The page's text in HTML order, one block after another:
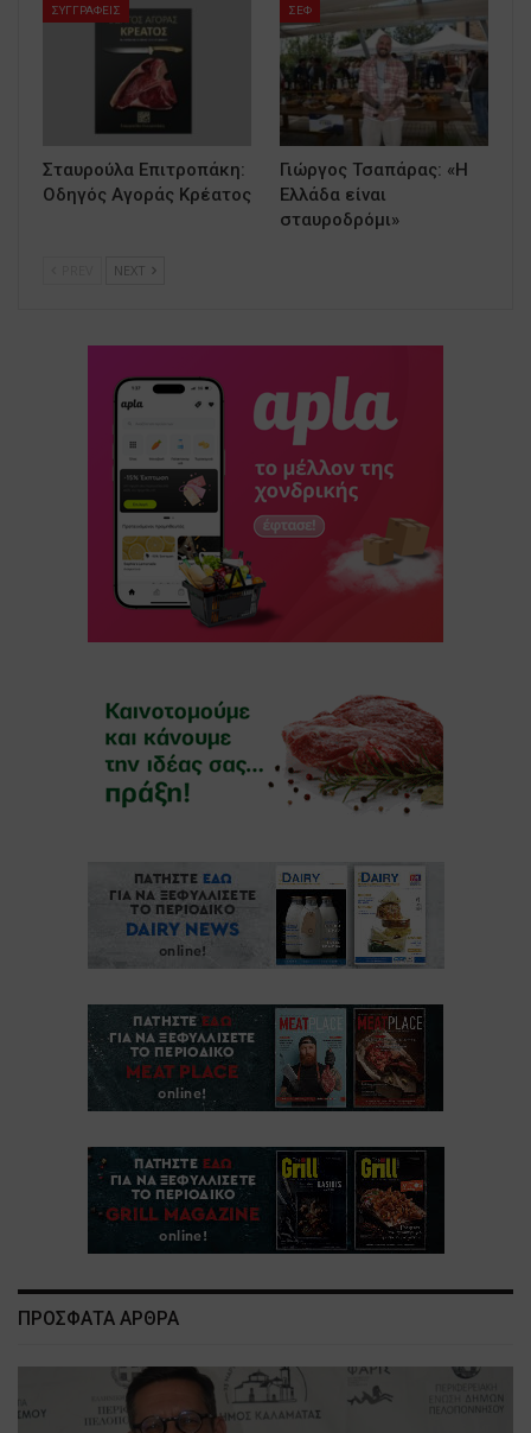
ΣΥΓΓΡΑΦΕΙΣ
Σταυρούλα Επιτροπάκη:
Οδηγός Αγοράς Κρέατος
ΣΕΦ
Γιώργος Τσαπάρας: «Η
Ελλάδα είναι
σταυροδρόμι»
NEXT
ΠΡΟΣΦΑΤΑ ΑΡΘΡΑ